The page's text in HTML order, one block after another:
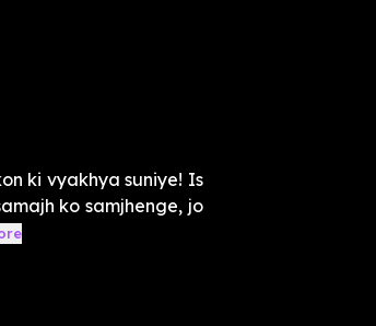
ki vyakhya suniye! Is
ko samjhenge, jo